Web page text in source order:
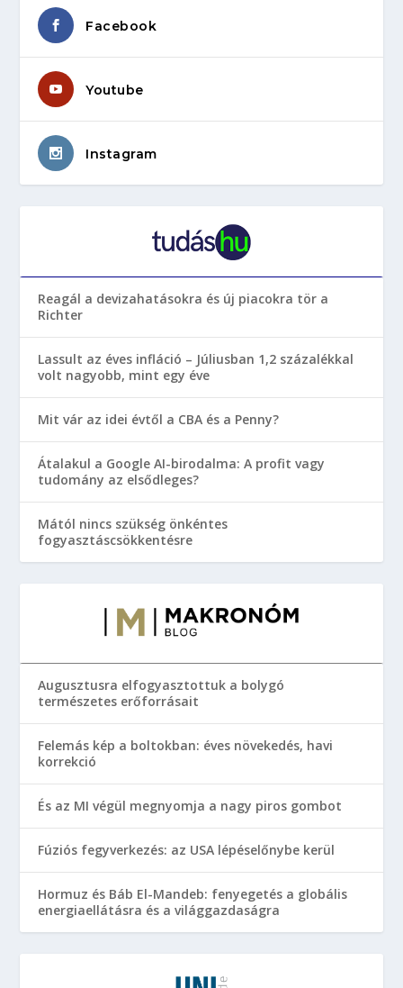
Facebook
Youtube
Instagram
Reagál a devizahatásokra és új piacokra tör a
Richter
Lassult az éves infláció – Júliusban 1,2 százalékkal
volt nagyobb, mint egy éve
Mit vár az idei évtől a CBA és a Penny?
Átalakul a Google AI-birodalma: A profit vagy
tudomány az elsődleges?
Mától nincs szükség önkéntes
fogyasztáscsökkentésre
Augusztusra elfogyasztottuk a bolygó
természetes erőforrásait
Felemás kép a boltokban: éves növekedés, havi
korrekció
És az MI végül megnyomja a nagy piros gombot
Fúziós fegyverkezés: az USA lépéselőnybe kerül
Hormuz és Báb El-Mandeb: fenyegetés a globális
energiaellátásra és a világgazdaságra